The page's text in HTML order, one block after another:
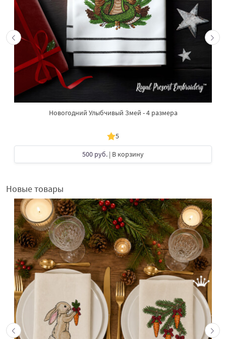
Новогодний Улыбчивый Змей - 4 размера
5
500 руб. | В корзину
Новые товары